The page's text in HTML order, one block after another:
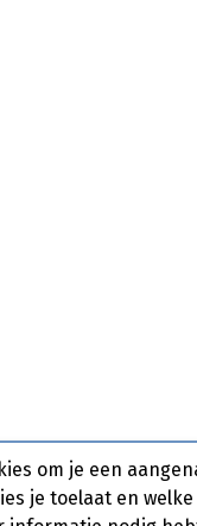
om je een
je toelaat en